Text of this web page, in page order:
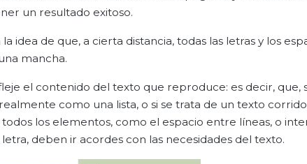
un resultado exitoso.
de que, a cierta distancia, todas las letras y los
mancha.
el contenido del texto que reproduce: es decir, que,
como una lista, o si se trata de un texto
los elementos, como el espacio entre líneas, o
deben ir acordes con las necesidades del texto.